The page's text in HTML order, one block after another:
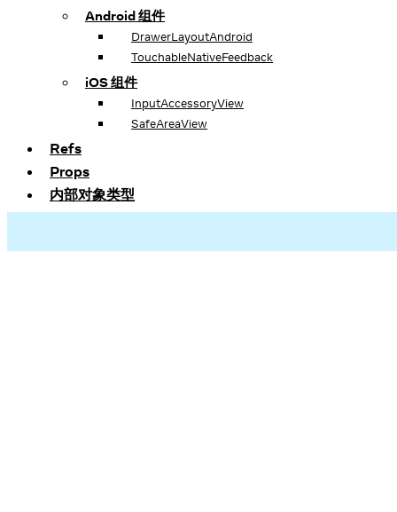
Android 组件
DrawerLayoutAndroid
TouchableNativeFeedback
iOS 组件
InputAccessoryView
SafeAreaView
Refs
Props
内部对象类型